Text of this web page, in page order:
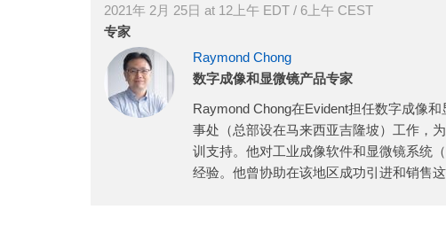
2021年 2月 25日 at 12上午 EDT / 6上午 CEST
专家
Raymond Chong
数字成像和显微镜产品专家
Raymond Chong在Evident担任数字成像
事处（总部设在马来西亚吉隆坡）工作，
训支持。他对工业成像软件和显微镜系统
经验。他曾协助在该地区成功引进和销售这